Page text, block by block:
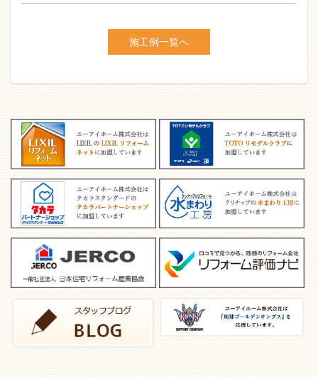
施工例一覧へ